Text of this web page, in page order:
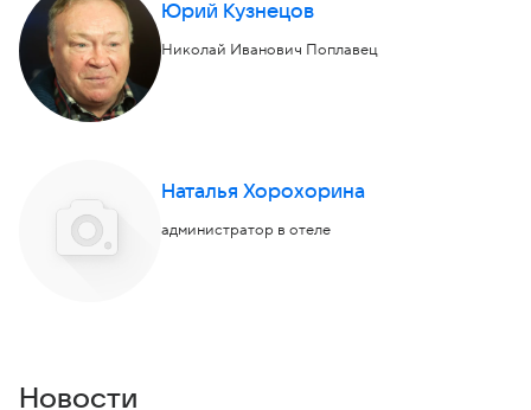
Юрий Кузнецов
Николай Иванович Поплавец
Наталья Хорохорина
администратор в отеле
Новости